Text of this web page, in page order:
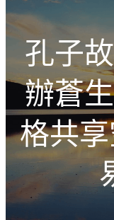
孔子
辦蒼
格共